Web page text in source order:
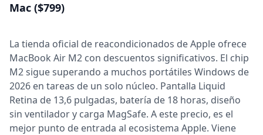
Mac ($799)
La tienda oficial de reacondicionados de Apple ofrece
MacBook Air M2 con descuentos significativos. El chip
M2 sigue superando a muchos portátiles Windows de
2026 en tareas de un solo núcleo. Pantalla Liquid
Retina de 13,6 pulgadas, batería de 18 horas, diseño
sin ventilador y carga MagSafe. A este precio, es el
mejor punto de entrada al ecosistema Apple. Viene